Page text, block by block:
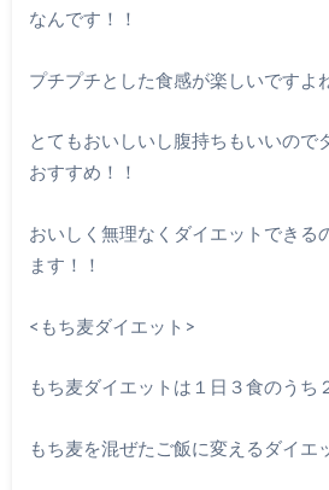
なんです！！
プチプチとした食感が楽しいですよ
とてもおいしいし腹持ちもいいので
おすすめ！！
おいしく無理なくダイエットできる
ます！！
<もち麦ダイエット>
もち麦ダイエットは１日３食のうち
もち麦を混ぜたご飯に変えるダイエ